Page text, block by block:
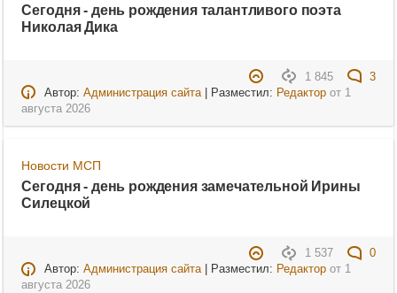
Сегодня - день рождения талантливого поэта
Николая Дика
1 845
3
Автор: Администрация сайта| Разместил: Редакторот 1
августа 2026
Новости МСП
Сегодня - день рождения замечательной Ирины
Силецкой
1 537
0
Автор: Администрация сайта| Разместил: Редакторот 1
августа 2026